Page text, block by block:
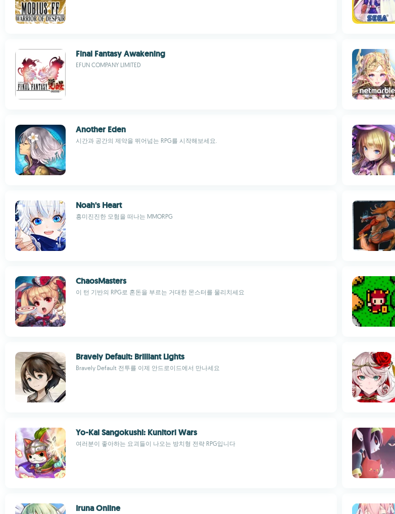
Final Fantasy Awakening
EFUN COMPANY LIMITED
Another Eden
시간과 공간의 제약을 뛰어넘는 RPG를 시작해보세요.
Noah's Heart
흥미진진한 모험을 떠나는 MMORPG
ChaosMasters
이 턴 기반의 RPG로 혼돈을 부르는 거대한 몬스터를 물리치세요
Bravely Default: Brilliant Lights
Bravely Default 전투를 이제 안드로이드에서 만나세요
Yo-Kai Sangokushi: Kunitori Wars
여러분이 좋아하는 요괴들이 나오는 방치형 전략 RPG입니다
Iruna Online